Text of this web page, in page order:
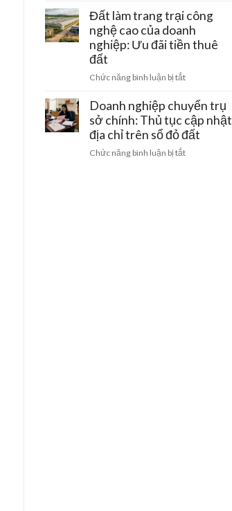
tục
gom
đất
đai
bằng
giấy
và
gỡ
nút
thắt
lý
đất
doanh
nghiệp
bị
hồi
giấy
phép
doanh
Đất làm trang trại công
nghệ cao của doanh
nghiệp: Ưu đãi tiền thuê
đất
Chức năng bình luận bị tắtở
làm
trang
trại
công
nghệ
Doanh nghiệp chuyển trụ
sở chính: Thủ tục cập nhật
địa chỉ trên sổ đỏ đất
Chức năng bình luận bị tắtở